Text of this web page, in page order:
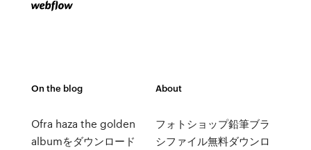
On the blog
Ofra haza the golden
albumをダウンロード
About
フォトショップ鉛筆ブラ
シファイル無料ダウンロ